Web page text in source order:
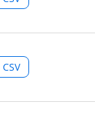
CSV